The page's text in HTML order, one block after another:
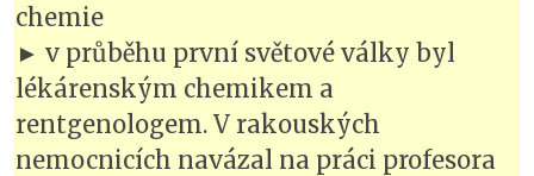
chemie
► v průběhu první světové války byl
lékárenským chemikem a
rentgenologem. V rakouských
nemocnicích navázal na práci profesora